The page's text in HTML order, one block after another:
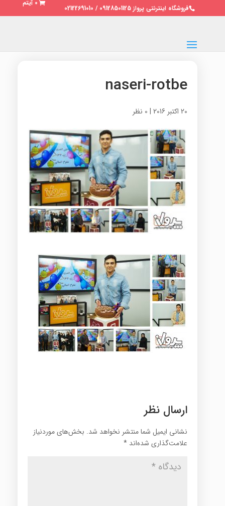
فروشگاه اینترنتی پرواز 09128501125 / 02122691010
0 آیتم
naseri-rotbe
20 اکتبر 2016 | 0 نظر
ارسال نظر
نشانی ایمیل شما منتشر نخواهد شد. بخش‌های موردنیاز
علامت‌گذاری شده‌اند *